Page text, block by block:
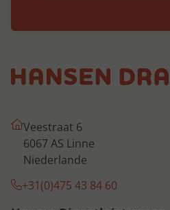
Veestraat 6
6067 AS Linne
Niederlande
+31(0)475 43 84 60